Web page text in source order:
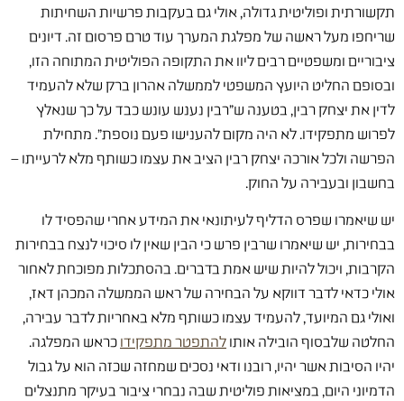
תקשורתית ופוליטית גדולה, אולי גם בעקבות פרשיות השחיתות
שריחפו מעל ראשה של מפלגת המערך עוד טרם פרסום זה. דיונים
ציבוריים ומשפטיים רבים ליוו את התקופה הפוליטית המתוחה הזו,
ובסופם החליט היועץ המשפטי לממשלה אהרון ברק שלא להעמיד
לדין את יצחק רבין, בטענה ש"רבין נענש עונש כבד על כך שנאלץ
לפרוש מתפקידו. לא היה מקום להענישו פעם נוספת". מתחילת
הפרשה ולכל אורכה יצחק רבין הציב את עצמו כשותף מלא לרעייתו –
בחשבון ובעבירה על החוק.
יש שיאמרו שפרס הדליף לעיתונאי את המידע אחרי שהפסיד לו
בבחירות, יש שיאמרו שרבין פרש כי הבין שאין לו סיכוי לנצח בבחירות
הקרבות, ויכול להיות שיש אמת בדברים. בהסתכלות מפוכחת לאחור
אולי כדאי לדבר דווקא על הבחירה של ראש הממשלה המכהן דאז,
ואולי גם המיועד, להעמיד עצמו כשותף מלא באחריות לדבר עבירה,
החלטה שלבסוף הובילה אותו להתפטר מתפקידו כראש המפלגה.
יהיו הסיבות אשר יהיו, רובנו ודאי נסכים שמחזה שכזה הוא על גבול
הדמיוני היום, במציאות פוליטית שבה נבחרי ציבור בעיקר מתנצלים